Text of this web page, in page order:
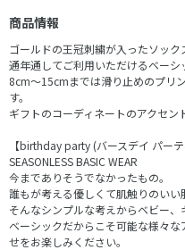
商品情報
ゴールドの王冠刺繍が入ったソック
通年通してご利用いただけるベー
8cm～15cmまでは滑り止めのプリ
す。
ギフトのコーディネートのアクセン
【birthday party (バースデイ パーテ
SEASONLESS BASIC WEAR
今までありそうでなかったもの。
誰もが考える優しくて肌触りのいい
そんなシンプルな考えからベビー、
ベーシックだからこそ可能な様々
せをお楽しみください。